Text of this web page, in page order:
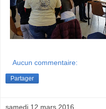
Aucun commentaire:
Partager
samedi 12 mars 2016